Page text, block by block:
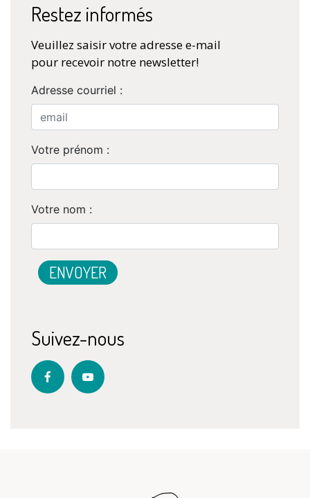
Restez informés
Veuillez saisir votre adresse e-mail
pour recevoir notre newsletter!
Adresse courriel :
Votre prénom :
Votre nom :
Suivez-nous